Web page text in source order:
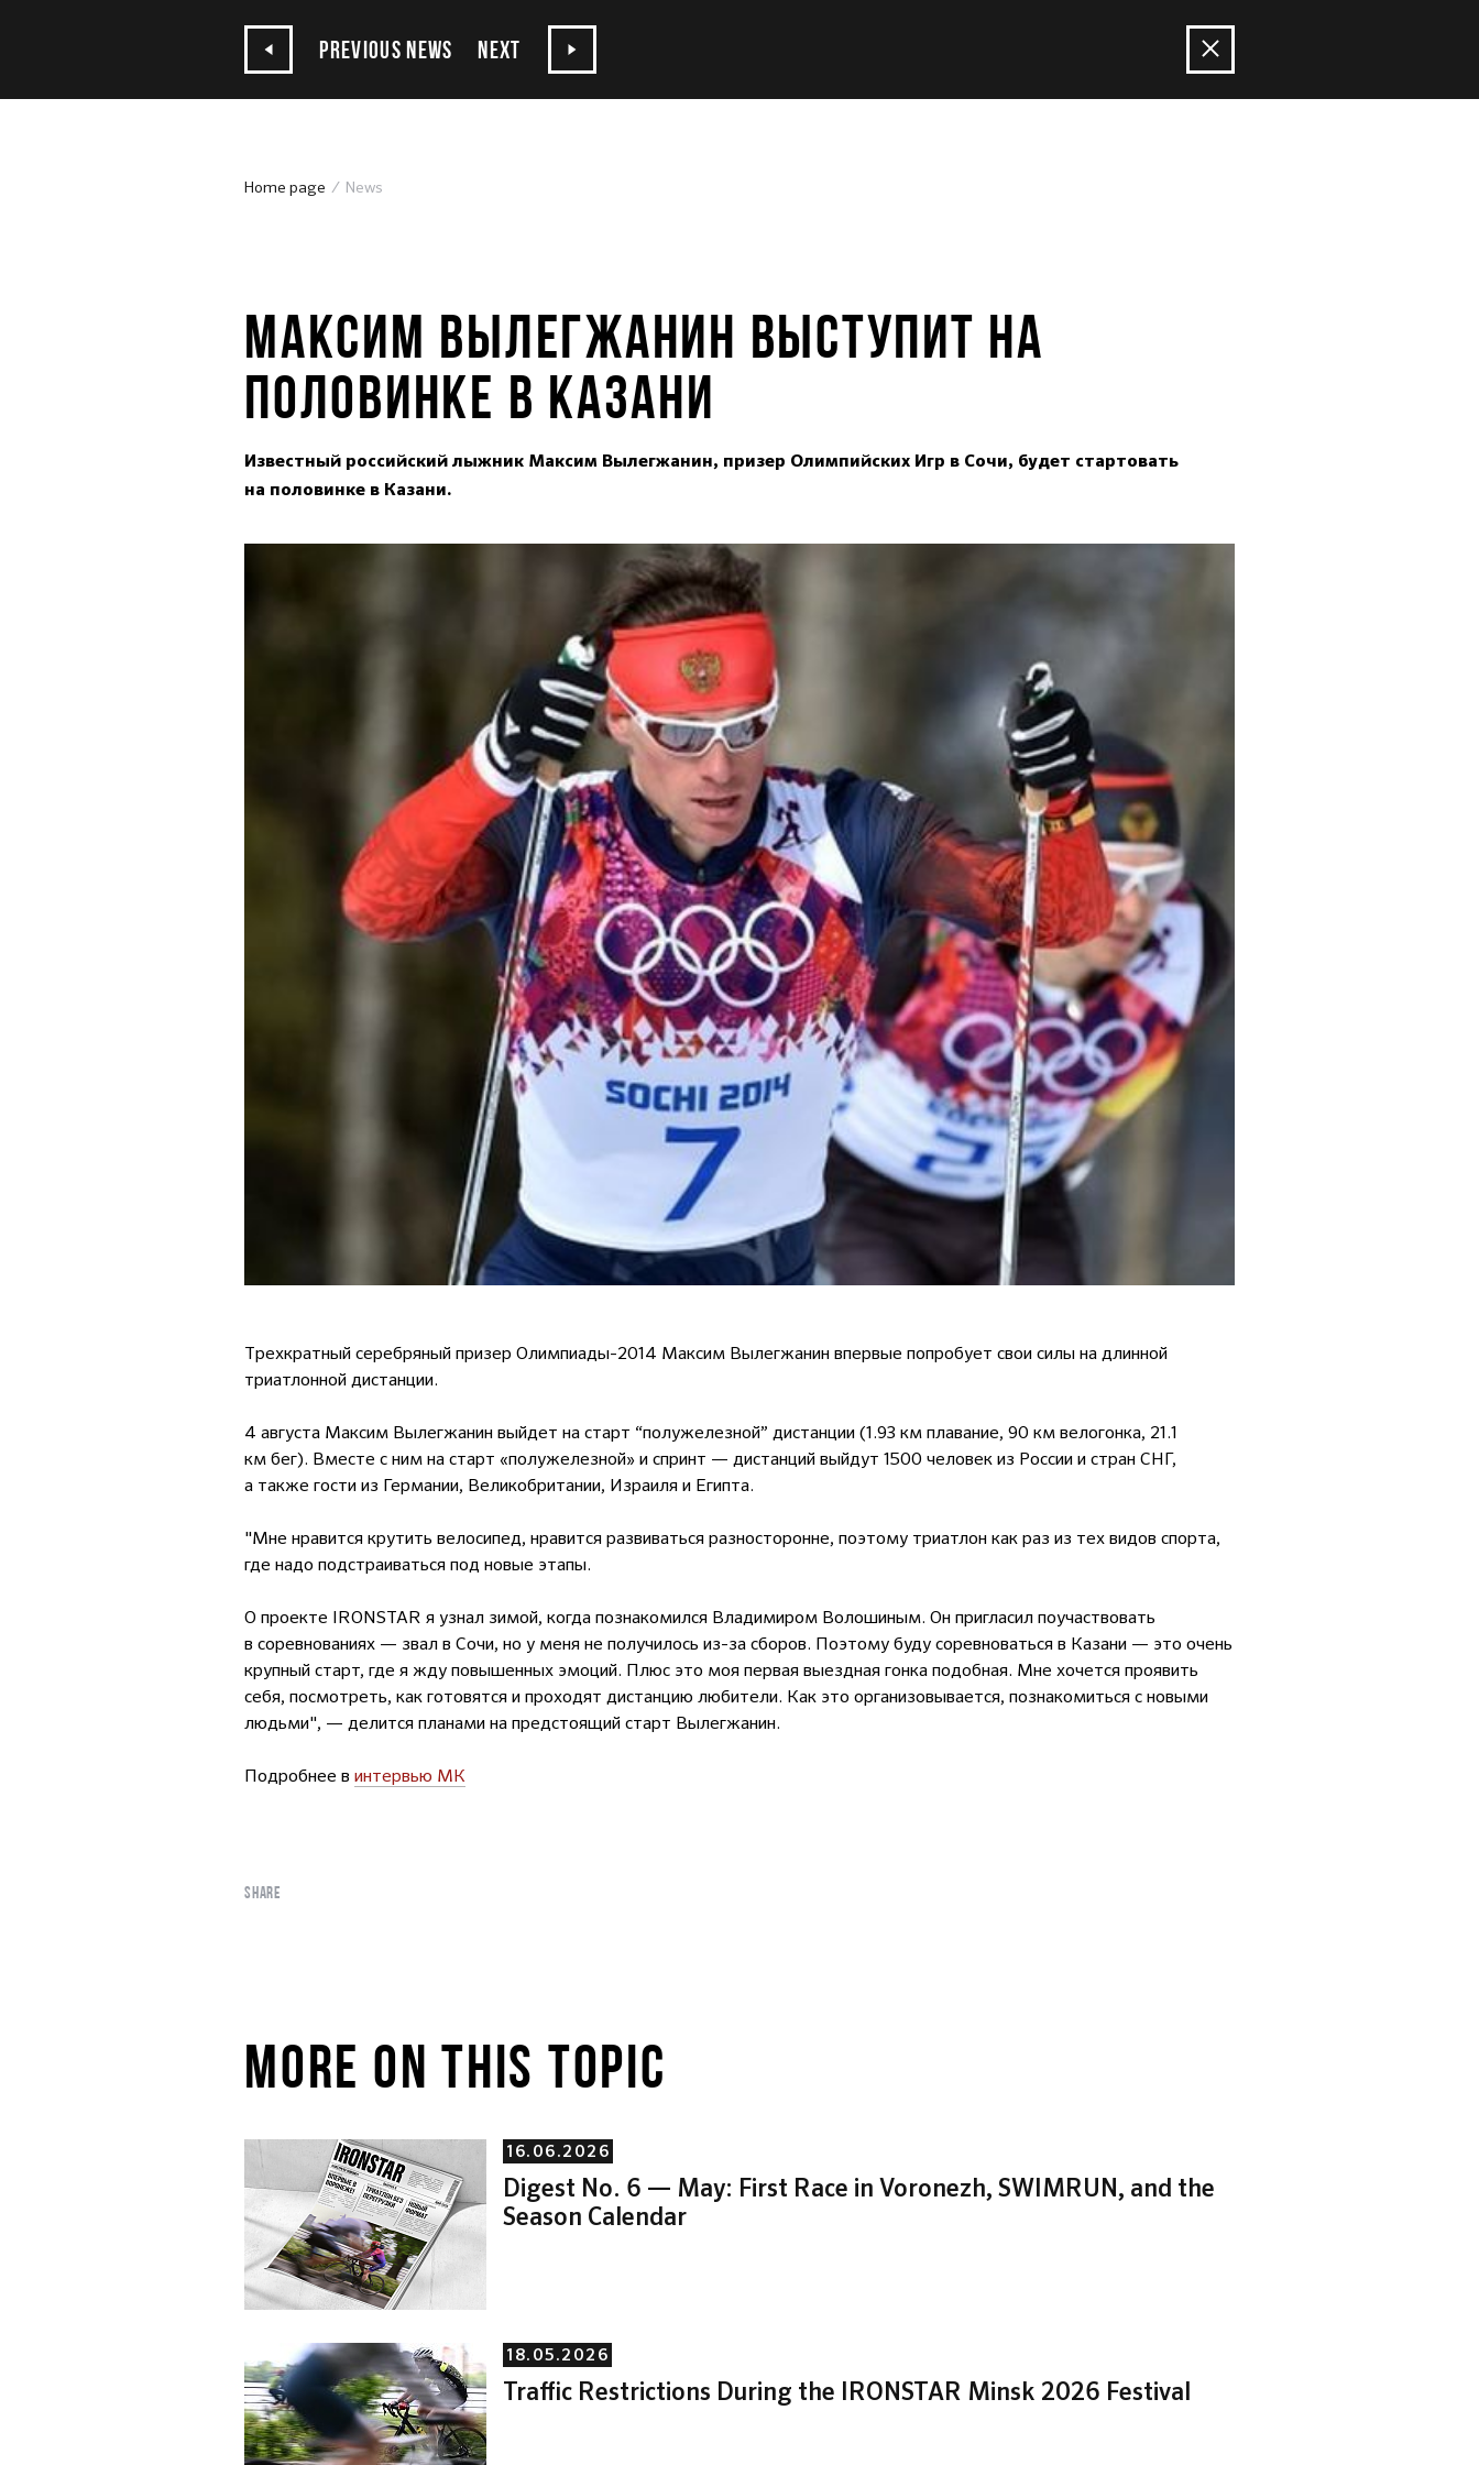
PREVIOUS NEWS NEXT
Home page News
МАКСИМ ВЫЛЕГЖАНИН ВЫСТУПИТ НА
ПОЛОВИНКЕ В КАЗАНИ
Известный российский лыжник Максим Вылегжанин, призер Олимпийских Игр в Сочи, будет стартовать
на половинке в Казани.
Трехкратный серебряный призер Олимпиады-2014 Максим Вылегжанин впервые попробует свои силы на длинной
триатлонной дистанции.
4 августа Максим Вылегжанин выйдет на старт “полужелезной” дистанции (1.93 км плавание, 90 км велогонка, 21.1
км бег). Вместе с ним на старт «полужелезной» и спринт — дистанций выйдут 1500 человек из России и стран СНГ,
а также гости из Германии, Великобритании, Израиля и Египта.
"Мне нравится крутить велосипед, нравится развиваться разносторонне, поэтому триатлон как раз из тех видов спорта,
где надо подстраиваться под новые этапы.
О проекте IRONSTAR я узнал зимой, когда познакомился Владимиром Волошиным. Он пригласил поучаствовать
в соревнованиях — звал в Сочи, но у меня не получилось из-за сборов. Поэтому буду соревноваться в Казани — это очень
крупный старт, где я жду повышенных эмоций. Плюс это моя первая выездная гонка подобная. Мне хочется проявить
себя, посмотреть, как готовятся и проходят дистанцию любители. Как это организовывается, познакомиться с новыми
людьми", — делится планами на предстоящий старт Вылегжанин.
Подробнее в интервью МК
SHARE
MORE ON THIS TOPIC
16.06.2026
Digest No. 6 — May: First Race in Voronezh, SWIMRUN, and the
Season Calendar
18.05.2026
Traffic Restrictions During the IRONSTAR Minsk 2026 Festival